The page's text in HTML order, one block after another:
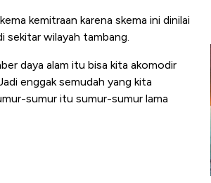
kemitraan karena skema ini dinilai
sekitar wilayah tambang.
daya alam itu bisa kita akomodir
enggak semudah yang kita
sumur itu sumur-sumur lama